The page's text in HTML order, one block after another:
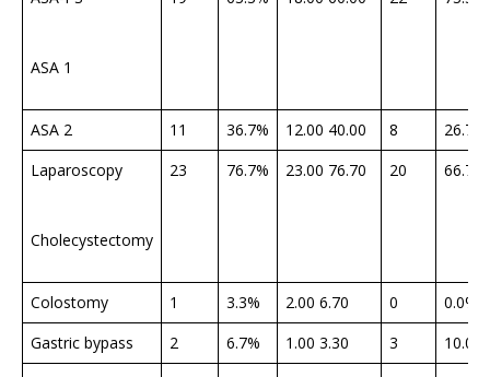
ASA 1
ASA 2 11 36.7% 12.00 40.00 8
26.7%
Laparoscopy
Cholecystectomy
23 76.7% 23.00 76.70 20 66.7%
Colostomy 1 3.3% 2.00 6.70 0
0.0%
Gastric bypass
2 6.7% 1.00 3.30 3
10.0%